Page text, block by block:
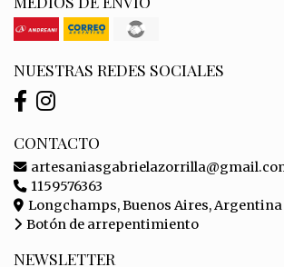
NUESTRAS REDES SOCIALES
CONTACTO
1159576363
Longchamps, Buenos Aires, Argentina
Botón de arrepentimiento
NEWSLETTER